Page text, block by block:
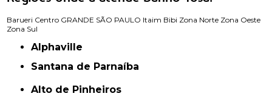
Barueri Centro GRANDE SÃO PAULO Itaim Bibi Zona Norte Zona Oeste
Zona Sul
Alphaville
Santana de Parnaíba
Alto de Pinheiros